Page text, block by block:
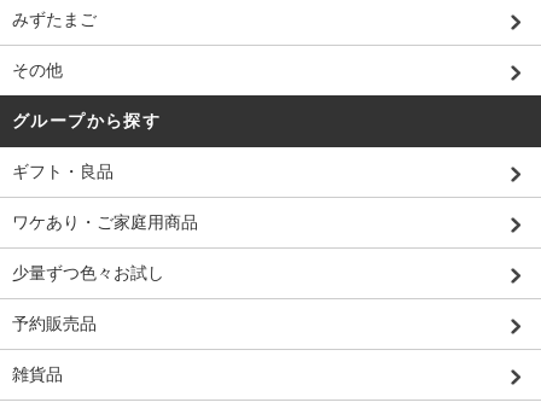
みずたまご
その他
グループから探す
ギフト・良品
ワケあり・ご家庭用商品
少量ずつ色々お試し
予約販売品
雑貨品